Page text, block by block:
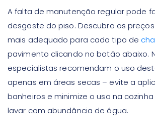
A falta de manutenção regular pode
desgaste do piso. Descubra os
mais adequado para cada tipo de
pavimento clicando no botão abaixo.
especialistas recomendam o uso
apenas em áreas secas – evite a
banheiros e minimize o uso na
lavar com abundância de água.